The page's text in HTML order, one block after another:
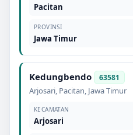
Pacitan
PROVINSI
Jawa Timur
Kedungbendo 63581
Arjosari, Pacitan, Jawa Timur
KECAMATAN
Arjosari